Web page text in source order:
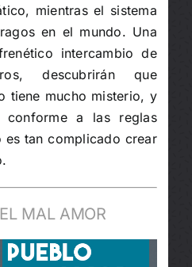
mientras el sistema
en el mundo. Una
intercambio de
descubrirán que
tiene mucho misterio, y
a las reglas
es tan complicado crear
MAL AMOR